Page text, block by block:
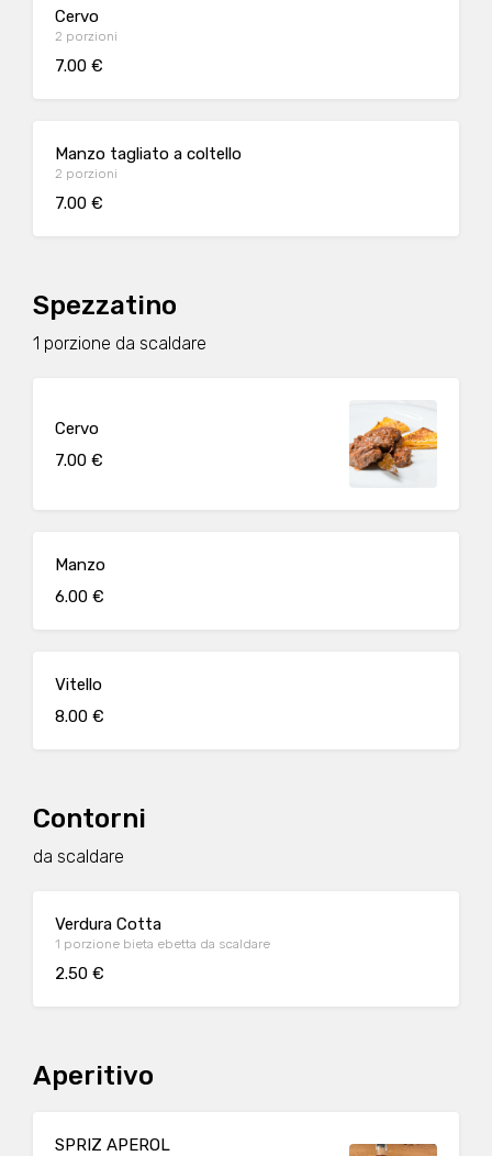
Cervo
2 porzioni
7.00 €
Manzo tagliato a coltello
2 porzioni
7.00 €
Spezzatino
1 porzione da scaldare
Cervo
7.00 €
Manzo
6.00 €
Vitello
8.00 €
Contorni
da scaldare
Verdura Cotta
1 porzione bieta ebetta da scaldare
2.50 €
Aperitivo
SPRIZ APEROL